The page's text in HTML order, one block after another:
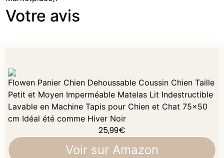
Votre avis
Flowen Panier Chien Dehoussable Coussin Chien Taille
Petit et Moyen Imperméable Matelas Lit Indestructible
Lavable en Machine Tapis pour Chien et Chat 75x50
cm Idéal été comme Hiver Noir
25,99€
Voir sur Amazon